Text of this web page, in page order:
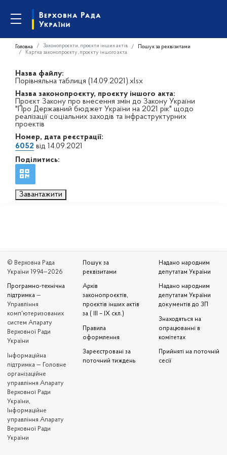
Головна Законопроєкти, проєкти інших актів
Пошук за реквізитами
Картка законопроєкту, проєкту іншого акта
Назва файлу:
Порівняльна таблиця (14.09.2021).xlsx
Назва законопроєкту, проєкту іншого акта:
Проєкт Закону про внесення змін до Закону України
"Про Державний бюджет України на 2021 рік" щодо
реалізації соціальних заходів та інфраструктурних
проектів
Номер, дата реєстрації:
6052 від 14.09.2021
Поділитись:
Завантажити
© Верховна Рада
України 1994—2026
Програмно-технічна
підтримка —
Управління
комп'ютеризованих
систем Апарату
Верховної Ради
України
Iнформаційна
підтримка — Головне
організаційне
управління Апарату
Верховної Ради
України,
Інформаційне
управління Апарату
Верховної Ради
України
Пошук за
реквізитами
Архів
законопроєктів,
проєктів інших актів
за ( III – IX скл.)
Правила
оформлення
Зареєстровані за
поточний тиждень
Надано народним
депутатам України
Надано народним
депутатам України
документів до ЗП
Знаходяться на
опрацюванні в
комітетах
Прийняті на поточній
сесії